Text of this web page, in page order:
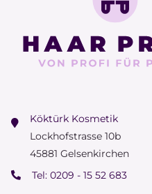
Köktürk Kosmetik
Lockhofstrasse 10b
45881 Gelsenkirchen
Tel: 0209 - 15 52 683